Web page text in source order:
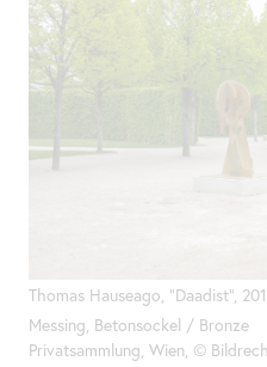
Thomas Hauseago, "Daadist",
Messing, Betonsockel / Bronze
Privatsammlung, Wien, ©